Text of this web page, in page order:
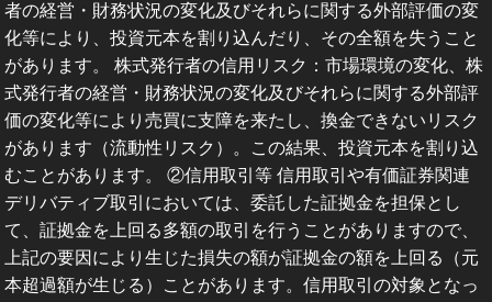
者の経営・財務状況の変化及びそれらに関する外部評価の変
化等により、投資元本を割り込んだり、その全額を失うこと
があります。 株式発行者の信用リスク：市場環境の変化、株
式発行者の経営・財務状況の変化及びそれらに関する外部評
価の変化等により売買に支障を来たし、換金できないリスク
があります（流動性リスク）。この結果、投資元本を割り込
むことがあります。 ②信用取引等 信用取引や有価証券関連
デリバティブ取引においては、委託した証拠金を担保とし
て、証拠金を上回る多額の取引を行うことがありますので、
上記の要因により生じた損失の額が証拠金の額を上回る（元
本超過額が生じる）ことがあります。信用取引の対象となっ